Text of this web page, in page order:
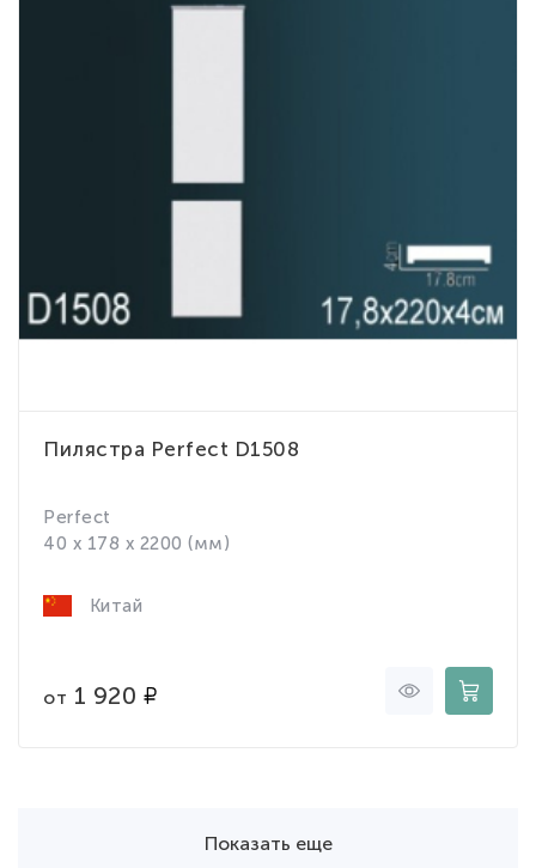
Пилястра Perfect D1508
Perfect
40 x 178 x 2200 (мм)
Китай
от 1 920
Показать еще